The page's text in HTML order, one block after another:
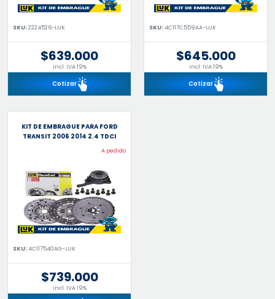
SKU:2224526-LUK
$639.000
incl. IVA 19%
Cotizar
SKU:4C117C559AA-LUK
$645.000
incl. IVA 19%
Cotizar
KIT DE EMBRAGUE PARA FORD
TRANSIT 2006 2014 2.4 TDCI
A pedido
SKU:4C117540AG-LUK
$739.000
incl. IVA 19%